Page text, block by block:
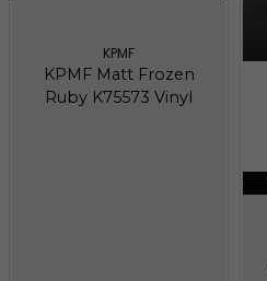
KPMF
KPMF Matt Frozen
Ruby K75573 Vinyl